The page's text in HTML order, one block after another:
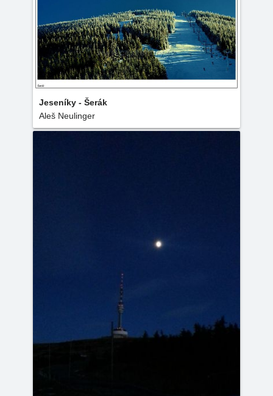
Jeseníky - Šerák
Aleš Neulinger